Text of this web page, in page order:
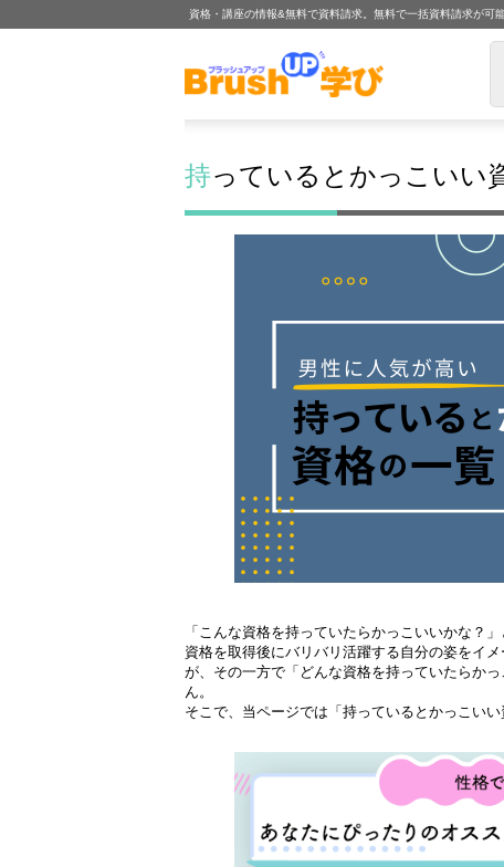
資格・講座の情報&無料で資料請求。無料で一括資料請求が可
持っているとかっこいい
「こんな資格を持っていたらかっこいいかな？
資格を取得後にバリバリ活躍する自分の姿をイ
が、その一方で「どんな資格を持っていたらか
ん。
そこで、当ページでは「持っているとかっこい